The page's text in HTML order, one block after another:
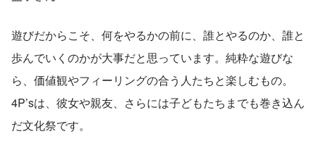
遊びだからこそ、何をやるかの前に、誰とやるのか、誰と
歩んでいくのかが大事だと思っています。純粋な遊びな
ら、価値観やフィーリングの合う人たちと楽しむもの。
4P’sは、彼女や親友、さらには子どもたちまでも巻き込ん
だ文化祭です。